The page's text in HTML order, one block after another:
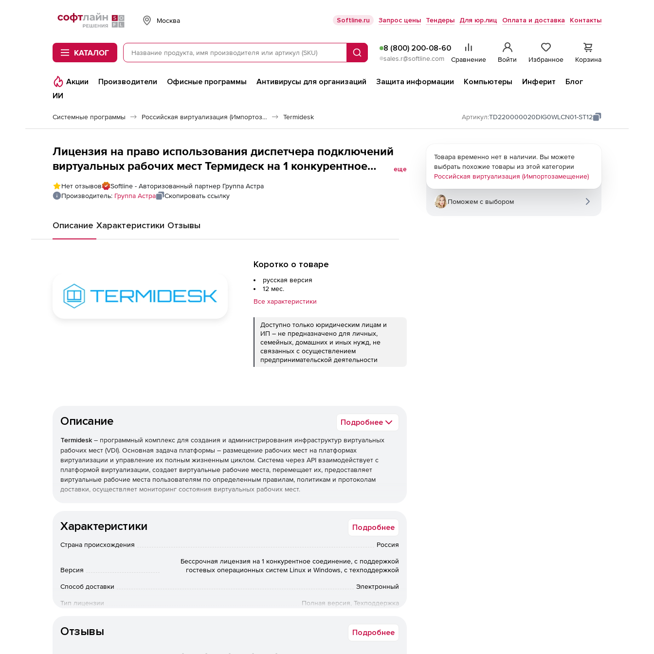
Softline
Москва Softline.ru Запрос цены Тендеры Для юр.лиц Оплата и доставка Контакты
КАТАЛОГ Поиск
8 (800) 200-08-60
sales.r@softline.com Сравнение Войти Избранное Корзина
Акции Производители Офисные программы Антивирусы для организаций Защита информации Компьютеры Инферит
Блог
ИИ
Системные программы Российская виртуализация (Импортозамещение) Termidesk Артикул:TD220000020DIG0WLCN01-ST12
Лицензия на право использования диспетчера подключений
виртуальных рабочих мест Термидеcк на 1 конкурентное
соединение, предназначенная для работы в платформах
виртуализации zVirt, VMware с поддержкой гостевых
электронный, без ограничения срока, с включенной
технической поддержкой тип Стандарт на 12 мес.
еще
Нет отзывов
Softline - Авторизованный партнер Группа Астра
Производитель: Группа Астра Скопировать ссылку
Описание Характеристики Отзывы
Коротко о товаре
русская версия
12 мес.
Все характеристики
Доступно только юридическим лицам и
ИП – не предназначено для личных,
семейных, домашних и иных нужд, не
связанных с осуществлением
предпринимательской деятельности
Описание Подробнее
Termidesk – программный комплекс для создания и администрирования инфраструктур виртуальных
рабочих мест (VDI). Основная задача платформы – размещение рабочих мест на платформах
виртуализации и управление их полным жизненным циклом. Система через API взаимодействует с
платформой виртуализации, создает виртуальные рабочие места, перемещает их, предоставляет
виртуальные рабочие места пользователям по определенным правилам, политикам и протоколам
доставки, осуществляет мониторинг состояния виртуальных рабочих мест.
подключение к Виртуальным Рабочим Местам (ВРМ) происходит с помощью любого современного
SPICE или RDP;
доступно разграничение прав доступа к ВРМ с помощью служб каталогов;
можно настроить автоматический запуск ВРМ и их отключение;
Характеристики Подробнее
Страна происхождения Россия
Версия
Бессрочная лицензия на 1 конкурентное соединение, с поддержкой
гостевых операционных систем Linux и Windows, с техподдержкой
Способ доставки Электронный
Тип лицензии Полная версия, Техподдержка
Отзывы Подробнее
Товара временно нет в наличии. Вы можете
выбрать похожие товары из этой категории
Российская виртуализация (Импортозамещение)
Поможем с выбором